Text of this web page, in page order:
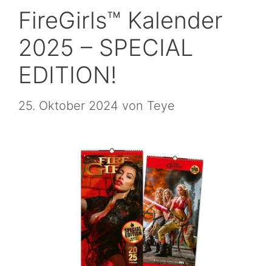
FireGirls™ Kalender
2025 – SPECIAL
EDITION!
25. Oktober 2024 von Teye